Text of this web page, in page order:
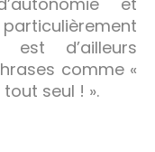
est d’ailleurs
comme «
seul ! ».